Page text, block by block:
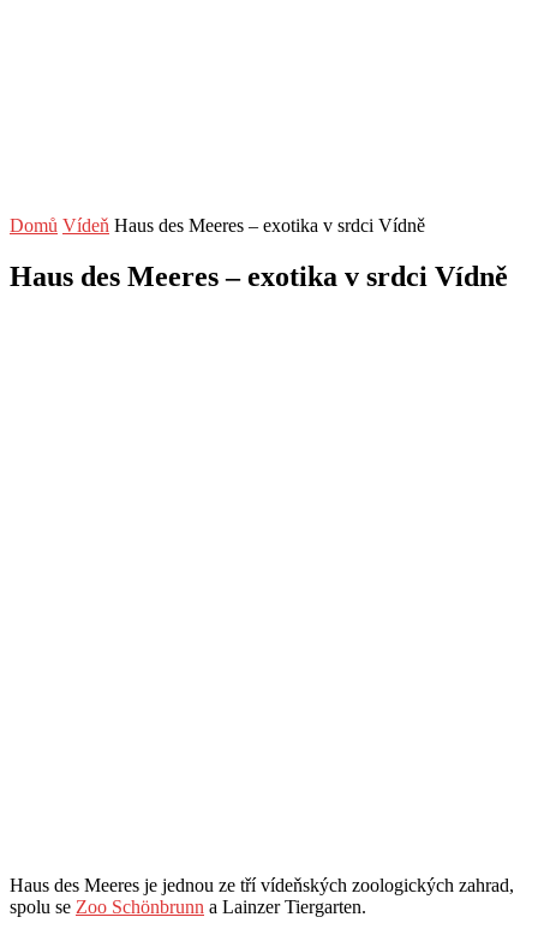
Domů Vídeň Haus des Meeres – exotika v srdci Vídně
Haus des Meeres – exotika v srdci Vídně
Haus des Meeres je jednou ze tří vídeňských zoologických zahrad,
spolu se Zoo Schönbrunn a Lainzer Tiergarten.